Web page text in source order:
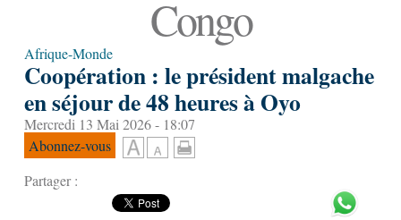
Congo
Afrique-Monde
Coopération : le président malgache
en séjour de 48 heures à Oyo
Mercredi 13 Mai 2026 - 18:07
Abonnez-vous
Partager :